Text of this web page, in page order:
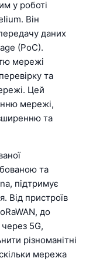
у роботі
Він
даних
(PoC).
мережі
та
Цей
мережі,
та
та
підтримує
Від пристроїв
до
5G,
різноманітні
мережа